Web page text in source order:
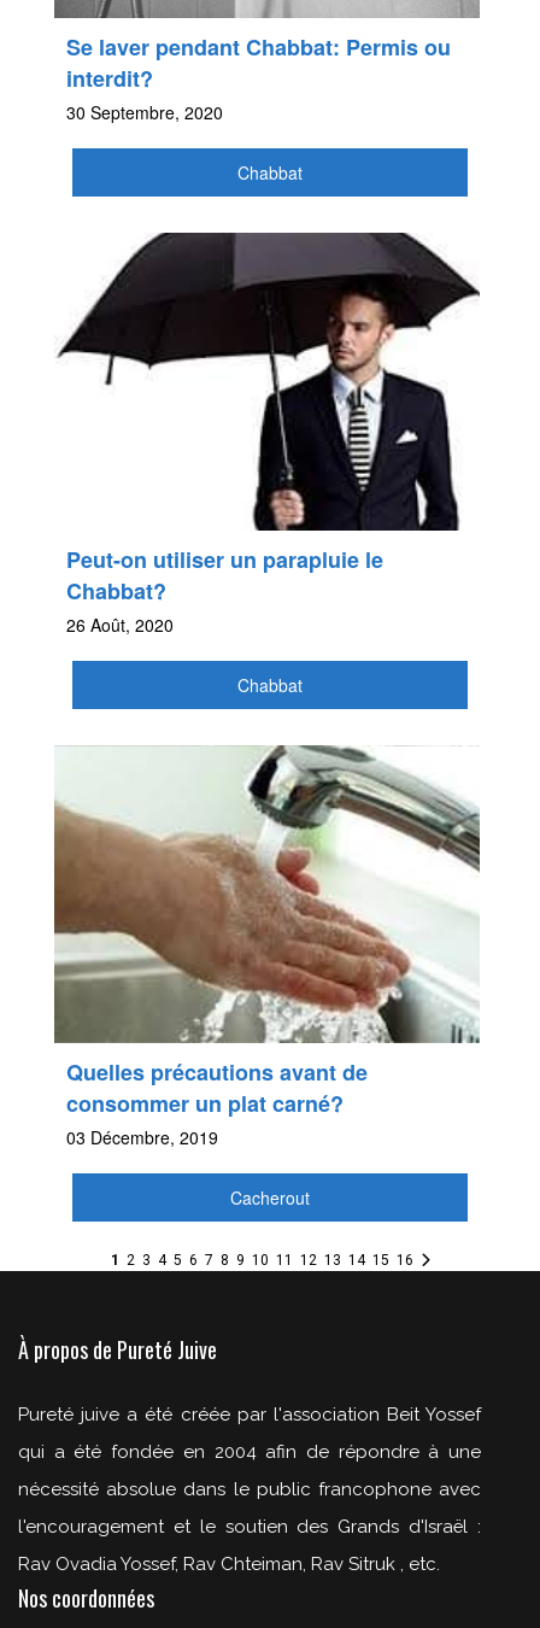
Se laver pendant Chabbat: Permis ou
interdit?
30 Septembre, 2020
Chabbat
Peut-on utiliser un parapluie le
Chabbat?
26 Août, 2020
Chabbat
Quelles précautions avant de
consommer un plat carné?
03 Décembre, 2019
Cacherout
1 2 3 4 5 6 7 8 9 10 11 12 13 14 15 16
À propos de Pureté Juive
Pureté juive a été créée par l'association Beit Yossef
qui a été fondée en 2004 afin de répondre à une
nécessité absolue dans le public francophone avec
l'encouragement et le soutien des Grands d'Israël :
Rav Ovadia Yossef, Rav Chteiman, Rav Sitruk , etc.
Nos coordonnées